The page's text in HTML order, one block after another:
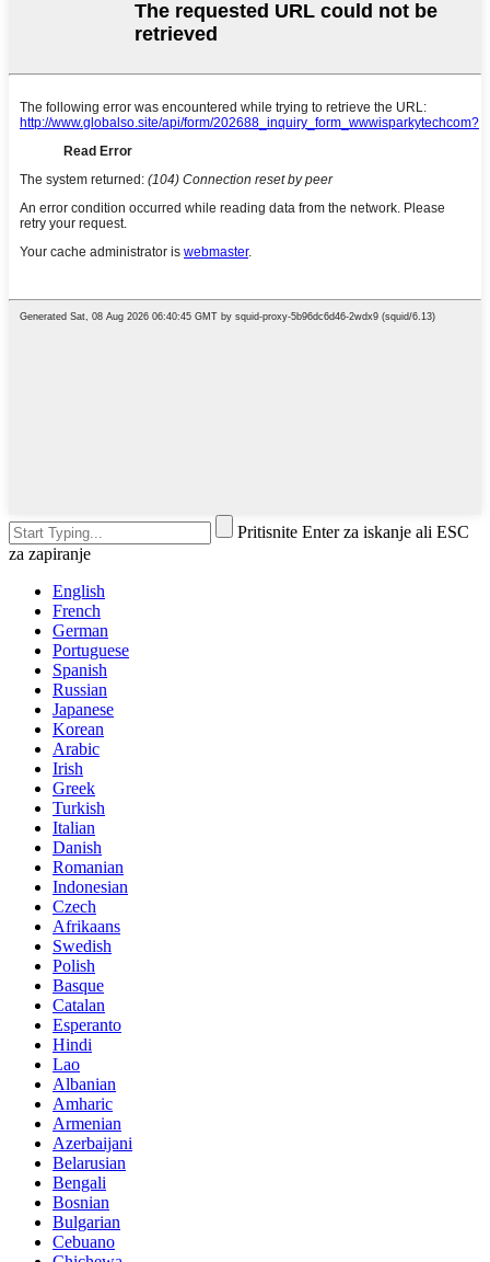
Pritisnite Enter za iskanje ali ESC
za zapiranje
English
French
German
Portuguese
Spanish
Russian
Japanese
Korean
Arabic
Irish
Greek
Turkish
Italian
Danish
Romanian
Indonesian
Czech
Afrikaans
Swedish
Polish
Basque
Catalan
Esperanto
Hindi
Lao
Albanian
Amharic
Armenian
Azerbaijani
Belarusian
Bengali
Bosnian
Bulgarian
Cebuano